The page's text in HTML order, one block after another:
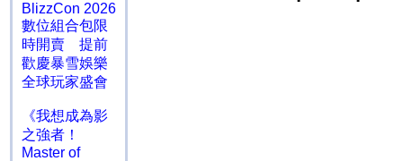
BlizzCon 2026
數位組合包限
時開賣 提前
歡慶暴雪娛樂
全球玩家盛會
《我想成為影
之強者！
Master of